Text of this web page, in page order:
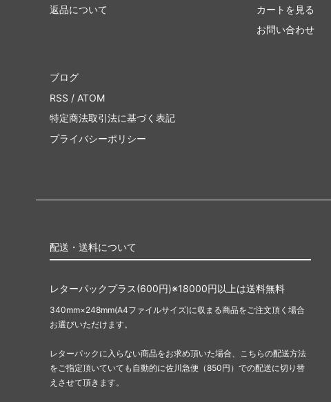
返品について
カートを見る
お問い合わせ
ブログ
RSS / ATOM
特定商法取引法に基づく表記
プライバシーポリシー
配送・送料について
レターパックプラス(600円)※18000円以上は送料無料
340mm×248mm(A4ファイルサイズ)に収まる商品をご注文頂く場合
お選びいただけます。
レターパックに入らない商品をお求め頂いた場合、こちらの配送方法
をご指定頂いていても自動的に佐川急便（850円）での配送に切り替
えさせて頂きます。